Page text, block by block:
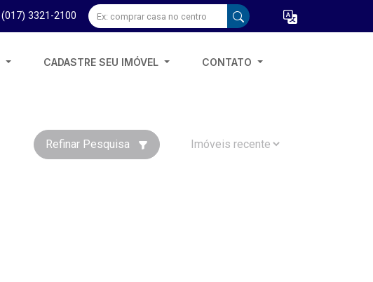
(017) 3321-2100
CADASTRE SEU IMÓVEL CONTATO
Refinar Pesquisa